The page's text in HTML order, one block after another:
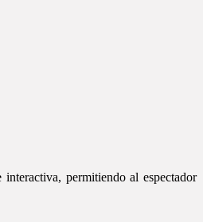
permitiendo al espectador